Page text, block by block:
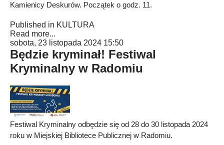
Kamienicy Deskurów. Początek o godz. 11.
Published in KULTURA
Read more...
sobota, 23 listopada 2024 15:50
Będzie kryminał! Festiwal
Kryminalny w Radomiu
Festiwal Kryminalny odbędzie się od 28 do 30 listopada 2024
roku w Miejskiej Bibliotece Publicznej w Radomiu.